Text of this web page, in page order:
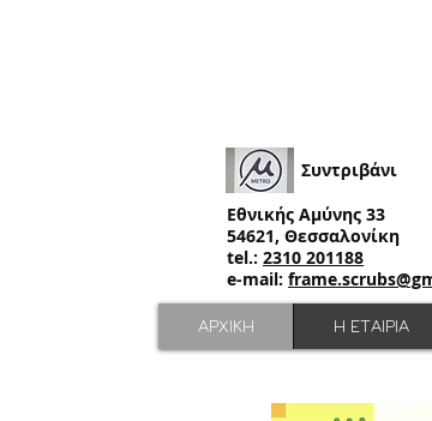
Συντριβάνι
Εθνικής Αμύνης 33
54621, Θεσσαλονίκη
tel.: 2310 201188
e-mail:
ΑΡΧΙΚΗ Η ΕΤΑΙΡΙΑ